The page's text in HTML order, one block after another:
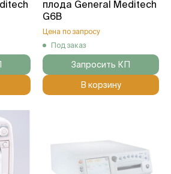
плода General Meditech
G6B
Цена по запросу
Под заказ
Запросить КП
В корзину